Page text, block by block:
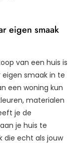
eigen smaak
van een huis is
smaak in te
een woning kun
materialen
je de
je huis te
die echt als jouw